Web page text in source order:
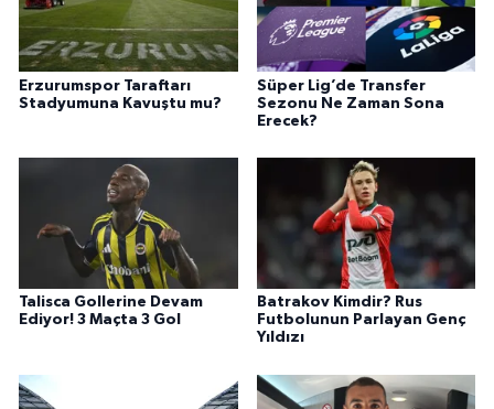
Erzurumspor Taraftarı
Stadyumuna Kavuştu mu?
Süper Lig’de Transfer
Sezonu Ne Zaman Sona
Erecek?
Talisca Gollerine Devam
Ediyor! 3 Maçta 3 Gol
Batrakov Kimdir? Rus
Futbolunun Parlayan Genç
Yıldızı